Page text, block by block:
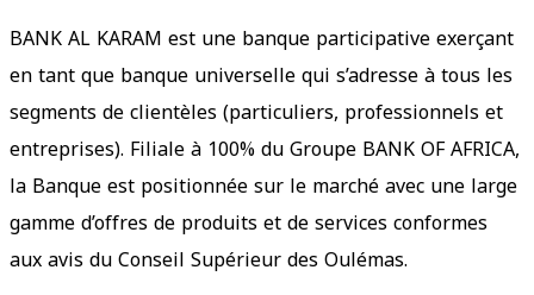
BANK AL KARAM est une banque participative exerçant
en tant que banque universelle qui s’adresse à tous les
segments de clientèles (particuliers, professionnels et
entreprises). Filiale à 100% du Groupe BANK OF AFRICA,
la Banque est positionnée sur le marché avec une large
gamme d’offres de produits et de services conformes
aux avis du Conseil Supérieur des Oulémas.